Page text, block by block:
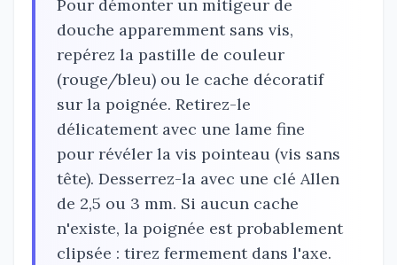
Pour démonter un mitigeur de
douche apparemment sans vis,
repérez la pastille de couleur
(rouge/bleu) ou le cache décoratif
sur la poignée. Retirez-le
délicatement avec une lame fine
pour révéler la vis pointeau (vis sans
tête). Desserrez-la avec une clé Allen
de 2,5 ou 3 mm. Si aucun cache
n'existe, la poignée est probablement
clipsée : tirez fermement dans l'axe.